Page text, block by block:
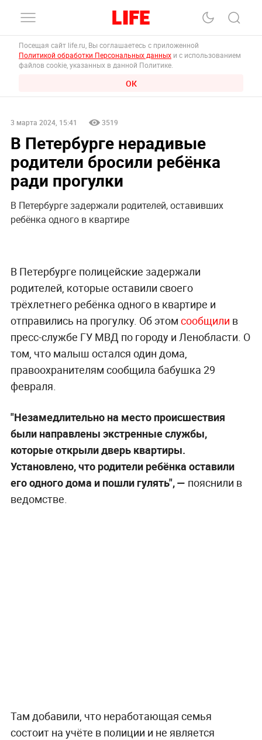
Посещая сайт life.ru, Вы соглашаетесь с приложенной
Политикой обработки Персональных данных и с использованием
файлов cookie, указанных в данной Политике.
ОК
3 марта 2024, 15:41 3519
В Петербурге нерадивые
родители бросили ребёнка
ради прогулки
В Петербурге задержали родителей, оставивших
ребёнка одного в квартире
В Петербурге полицейские задержали
родителей, которые оставили своего
трёхлетнего ребёнка одного в квартире и
отправились на прогулку. Об этом сообщили в
пресс-службе ГУ МВД по городу и Ленобласти. О
том, что малыш остался один дома,
правоохранителям сообщила бабушка 29
февраля.
"Незамедлительно на место происшествия
были направлены экстренные службы,
которые открыли дверь квартиры.
Установлено, что родители ребёнка оставили
его одного дома и пошли гулять", — пояснили в
ведомстве.
Там добавили, что неработающая семья
состоит на учёте в полиции и не является